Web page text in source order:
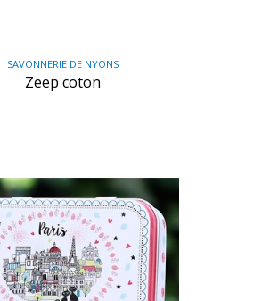
SAVONNERIE DE NYONS
Zeep coton